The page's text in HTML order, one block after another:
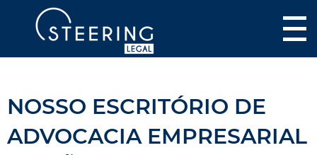
NOSSO ESCRITÓRIO DE
ADVOCACIA EMPRESARIAL